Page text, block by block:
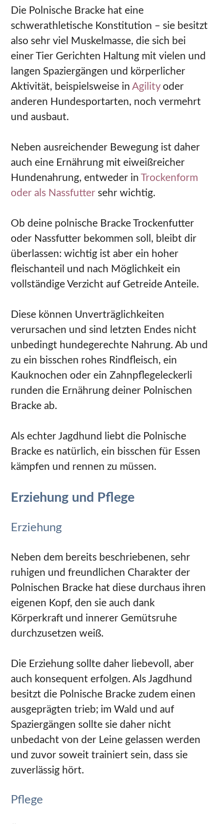
Die Polnische Bracke hat eine
schwerathletische Konstitution – sie besitzt
also sehr viel Muskelmasse, die sich bei
einer Tier Gerichten Haltung mit vielen und
langen Spaziergängen und körperlicher
Aktivität, beispielsweise in Agilityoder
anderen Hundesportarten, noch vermehrt
und ausbaut.
Neben ausreichender Bewegung ist daher
auch eine Ernährung mit eiweißreicher
Hundenahrung, entweder in Trockenform
oder als Nassfutter sehr wichtig.
Ob deine polnische Bracke Trockenfutter
oder Nassfutter bekommen soll, bleibt dir
überlassen: wichtig ist aber ein hoher
fleischanteil und nach Möglichkeit ein
vollständige Verzicht auf Getreide Anteile.
Diese können Unverträglichkeiten
verursachen und sind letzten Endes nicht
unbedingt hundegerechte Nahrung. Ab und
zu ein bisschen rohes Rindfleisch, ein
Kauknochen oder ein Zahnpflegeleckerli
runden die Ernährung deiner Polnischen
Bracke ab.
Als echter Jagdhund liebt die Polnische
Bracke es natürlich, ein bisschen für Essen
kämpfen und rennen zu müssen.
Erziehung und Pflege
Erziehung
Neben dem bereits beschriebenen, sehr
ruhigen und freundlichen Charakter der
Polnischen Bracke hat diese durchaus ihren
eigenen Kopf, den sie auch dank
Körperkraft und innerer Gemütsruhe
durchzusetzen weiß.
Die Erziehung sollte daher liebevoll, aber
auch konsequent erfolgen. Als Jagdhund
besitzt die Polnische Bracke zudem einen
ausgeprägten trieb; im Wald und auf
Spaziergängen sollte sie daher nicht
unbedacht von der Leine gelassen werden
und zuvor soweit trainiert sein, dass sie
zuverlässig hört.
Pflege